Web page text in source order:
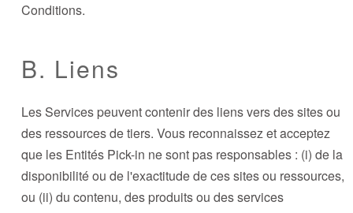
Conditions.
B. Liens
Les Services peuvent contenir des liens vers des sites ou
des ressources de tiers. Vous reconnaissez et acceptez
que les Entités Pick-in ne sont pas responsables : (i) de la
disponibilité ou de l'exactitude de ces sites ou ressources,
ou (ii) du contenu, des produits ou des services